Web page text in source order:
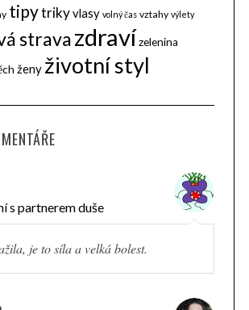
tipytrikyvlasy volný čas vztahy výlety
stravazdravízelenina
ženy životní styl
s partnerem duše
je to síla a velká bolest.